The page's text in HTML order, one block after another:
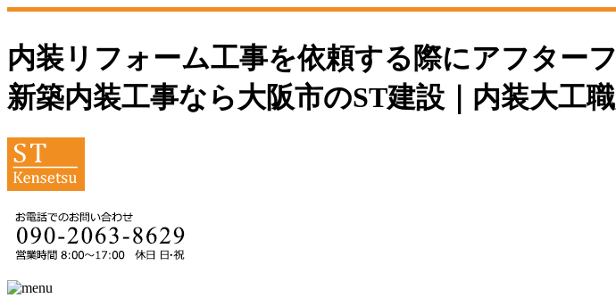
内装リフォーム工事を依頼する際にアフター
新築内装工事なら大阪市のST建設｜内装大工